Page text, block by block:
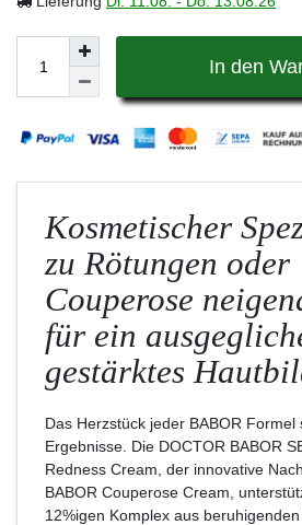
In den
Kosmetischer
zu Rötungen oder
Couperose
für ein
gestärktes
Das Herzstück jeder BABOR Formel
Ergebnisse. Die DOCTOR BABOR
Redness Cream, der innovative
BABOR Couperose Cream,
12%igen Komplex aus